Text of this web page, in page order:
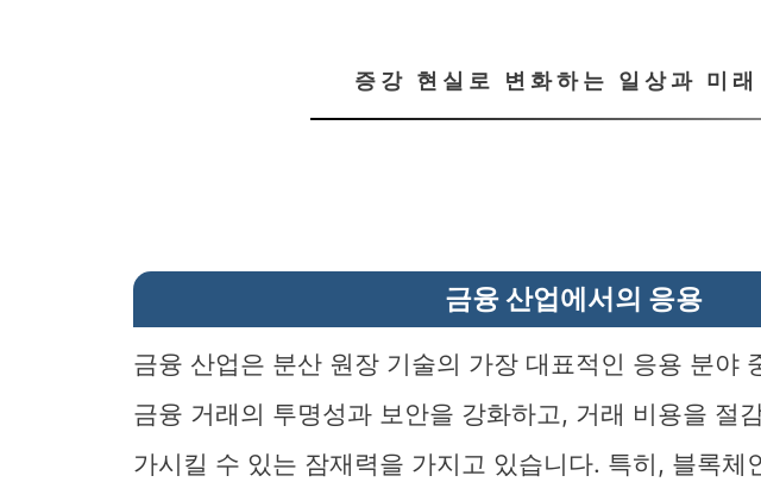
증강 현실로 변화하는 일상과 미래
금융 산업에서의 응용
금융 산업은 분산 원장 기술의 가장 대표적인 응용 분야
금융 거래의 투명성과 보안을 강화하고, 거래 비용을 절
가시킬 수 있는 잠재력을 가지고 있습니다. 특히, 블록체